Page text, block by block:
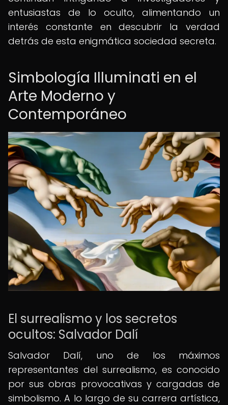
entusiastas de lo oculto, alimentando un
interés constante en descubrir la verdad
detrás de esta enigmática sociedad secreta.
Simbología Illuminati en el
Arte Moderno y
Contemporáneo
El surrealismo y los secretos
ocultos: Salvador Dalí
Salvador Dalí, uno de los máximos
representantes del surrealismo, es conocido
por sus obras provocativas y cargadas de
simbolismo. A lo largo de su carrera artística,